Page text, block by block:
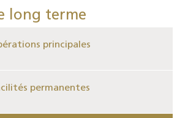
long terme
principales
permanentes